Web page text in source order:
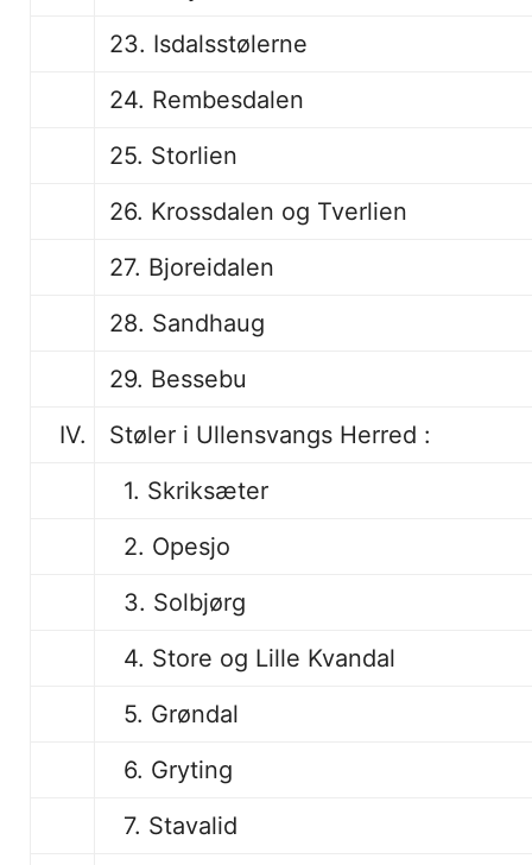
23. Isdalsstølerne
24. Rembesdalen
25. Storlien
26. Krossdalen og Tverlien
27. Bjoreidalen
28. Sandhaug
29. Bessebu
IV.
Støler i Ullensvangs Herred :
1. Skriksæter
2. Opesjo
3. Solbjørg
4. Store og Lille Kvandal
5. Grøndal
6. Gryting
7. Stavalid